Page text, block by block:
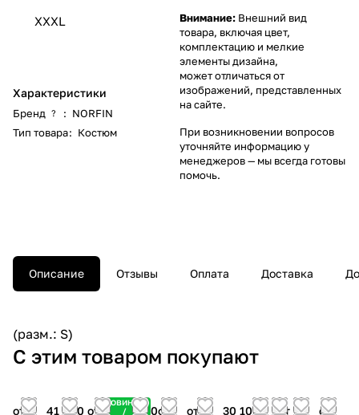
XXXL
Характеристики
Бренд ? : NORFIN
Тип товара: Костюм
Внимание: Внешний вид
товара, включая цвет,
комплектацию и мелкие
элементы дизайна,
может отличаться от
изображений, представленных
на сайте.
При возникновении вопросов
уточняйте информацию у
менеджеров— мы всегда готовы
помочь.
Описание Отзывы Оплата Доставка
(разм.: S)
С этим товаром покупают
от
41 400
Новинка
/
от
33 600от
от
30 100
от от
от